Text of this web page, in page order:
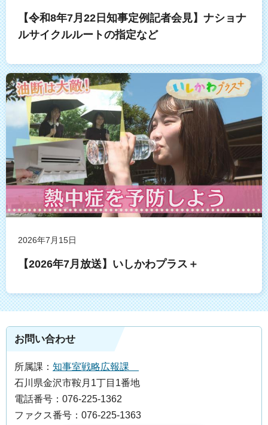
【令和8年7月22日知事定例記者会見】ナショナ
ルサイクルルートの指定など
2026年7月15日
【2026年7月放送】いしかわプラス＋
お問い合わせ
所属課： 知事室戦略広報課
石川県金沢市鞍月1丁目1番地
電話番号：076-225-1362
ファクス番号：076-225-1363